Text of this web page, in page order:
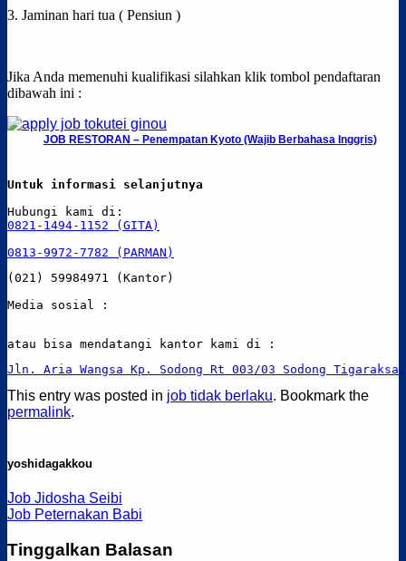
JOB RESTORAN – Penempatan Kyoto (Wajib Berbahasa Inggris)
3. Jaminan hari tua ( Pensiun )
Jika Anda memenuhi kualifikasi silahkan klik tombol pendaftaran
dibawah ini :
Untuk informasi selanjutnya
0821-1494-1152 (GITA)
0813-9972-7782 (PARMAN)
(021) 59984971 (Kantor)
atau bisa mendatangi kantor kami di :
Jln. Aria Wangsa Kp. Sodong Rt 003/03 Sodong
This entry was posted in job tidak berlaku. Bookmark the
permalink.
yoshidagakkou
Job Jidosha Seibi
Job Peternakan Babi
Tinggalkan Balasan